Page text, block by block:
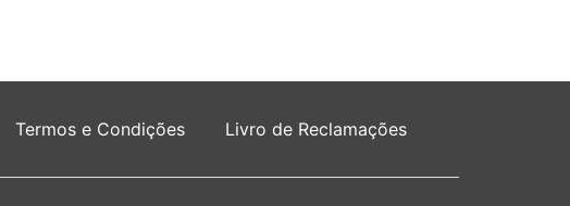
Termos e Condições Livro de Reclamações